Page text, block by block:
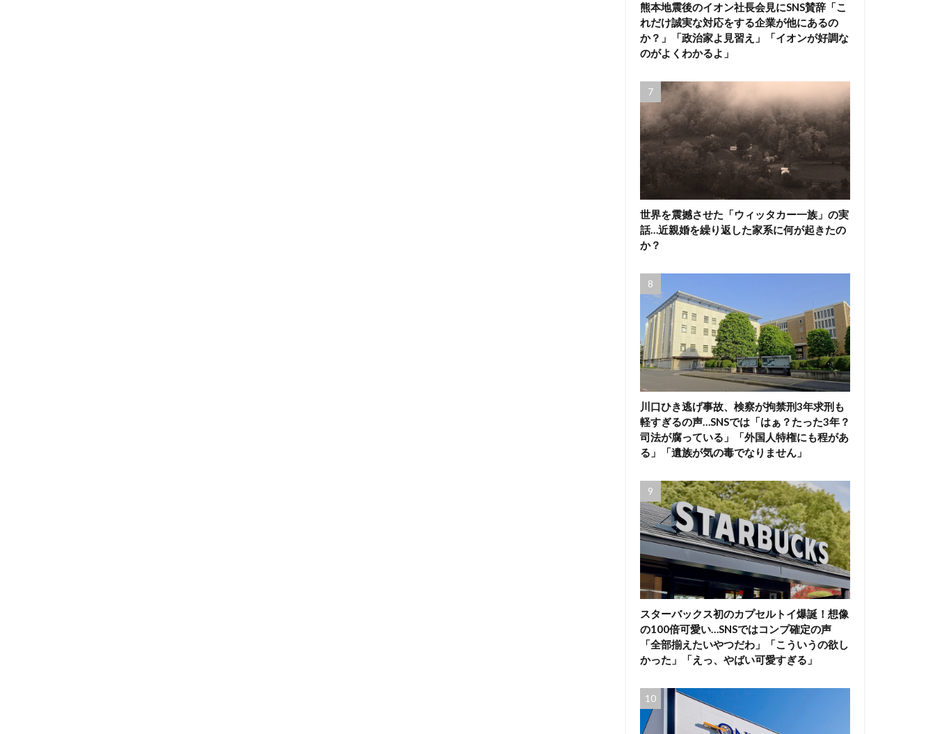
熊本地震後のイオン社長会見にSNS賛辞「こ
れだけ誠実な対応をする企業が他にあるの
か？」「政治家よ見習え」「イオンが好調な
のがよくわかるよ」
世界を震撼させた「ウィッタカー一族」の実
話…近親婚を繰り返した家系に何が起きたの
か？
川口ひき逃げ事故、検察が拘禁刑3年求刑も
軽すぎるの声…SNSでは「はぁ？たった3年？
司法が腐っている」「外国人特権にも程があ
る」「遺族が気の毒でなりません」
スターバックス初のカプセルトイ爆誕！想像
の100倍可愛い…SNSではコンプ確定の声
「全部揃えたいやつだわ」「こういうの欲し
かった」「えっ、やばい可愛すぎる」